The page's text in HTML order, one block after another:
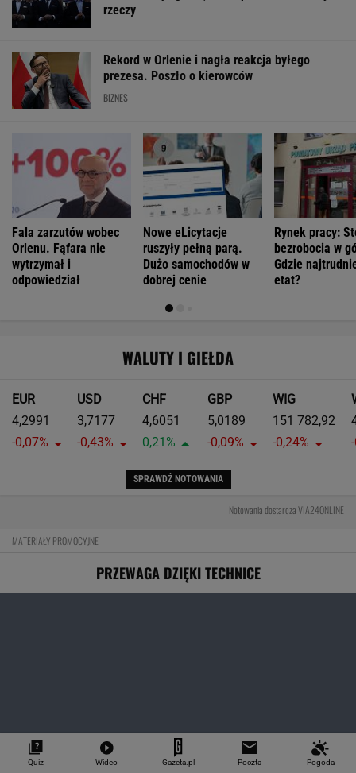
rzeczy
Rekord w Orlenie i nagła reakcja byłego
prezesa. Poszło o kierowców
BIZNES
Fala zarzutów wobec
Orlenu. Fąfara nie
wytrzymał i
odpowiedział
Nowe eLicytacje
ruszyły pełną parą.
Dużo samochodów w
dobrej cenie
Rynek pracy:
bezrobocia w
Gdzie
etat?
WALUTY I GIEŁDA
EUR
4,2991
-0,07%
USD
3,7177
-0,43%
CHF
4,6051
0,21%
GBP
5,0189
-0,09%
WIG
151 782,92
-0,24%
SPRAWDŹ NOTOWANIA
Notowania dostarcza VIA24ONLINE
MATERIAŁY PROMOCYJNE
PRZEWAGA DZIĘKI TECHNICE
Quiz Wideo Gazeta.pl Poczta Pogoda